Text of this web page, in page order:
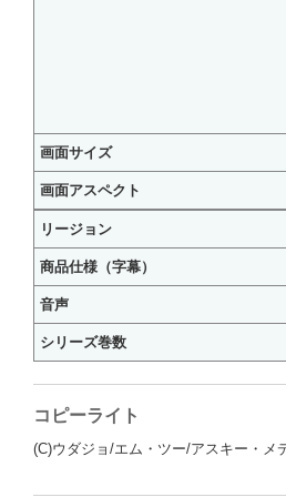
画面サイズ
画面アスペクト
リージョン
商品仕様（字幕）
音声
シリーズ巻数
コピーライト
(C)ウダジョ/エム・ツー/アスキー・メ